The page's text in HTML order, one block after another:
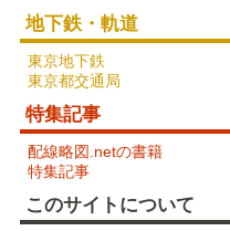
地下鉄・軌道
東京地下鉄
東京都交通局
特集記事
配線略図.netの書籍
特集記事
このサイトについて